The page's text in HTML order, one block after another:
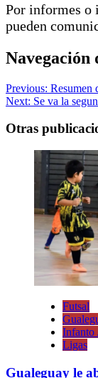
Por informes o
pueden
Navegación
Previous: Resumen
Next: Se va la
Otras
Futsal
Infanto
Ligas
Gualeguay le